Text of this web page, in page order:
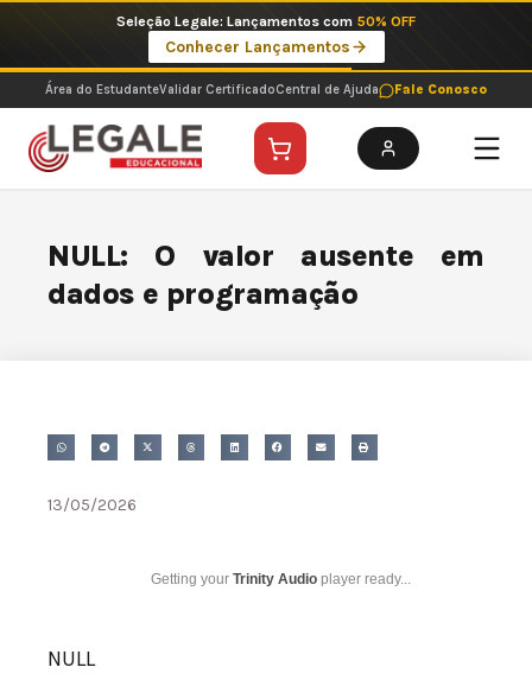
o
conteúdo
Seleção Legale: Lançamentos com 50% OFF
Conhecer Lançamentos
Área do EstudanteValidar CertificadoCentral de Ajuda Fale Conosco
NULL: O valor ausente em
dados e programação
13/05/2026
Getting your Trinity Audio player ready...
NULL